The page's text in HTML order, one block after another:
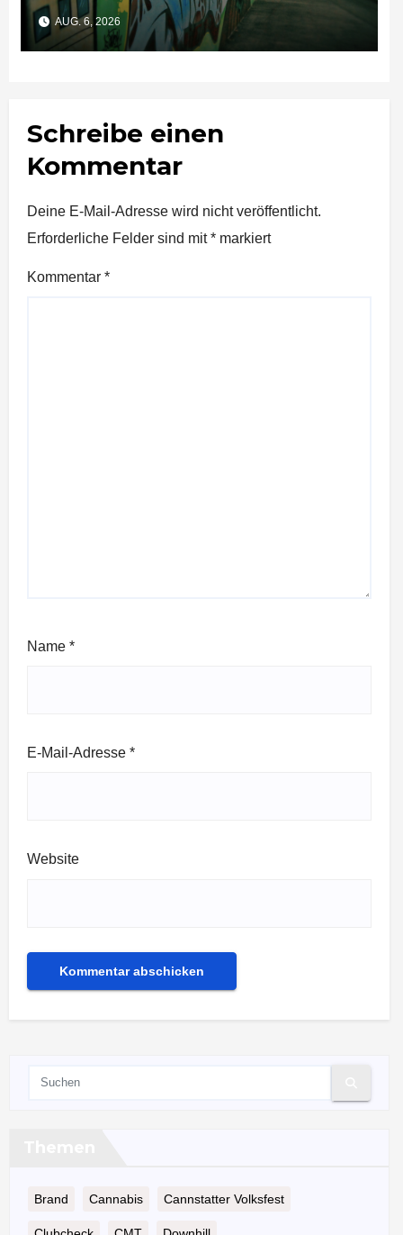
bis 3.500 Euro
AUG. 6, 2026
Schreibe einen
Kommentar
Deine E-Mail-Adresse wird nicht veröffentlicht.
Erforderliche Felder sind mit* markiert
Kommentar *
Name *
E-Mail-Adresse *
Website
Brand Cannabis Cannstatter Volksfest